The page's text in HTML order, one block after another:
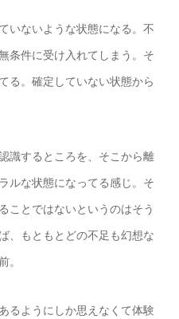
いないような状態になる。不
条件に受け入れてしまう。そ
る。確定していない状態から
識するところを、そこから離
ルな状態になってる感じ。そ
ことではないというのはそう
、もともとどの不足も幻想な
。
るようにしか思えなくて体験